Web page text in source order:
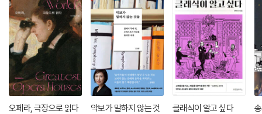
오페라, 극장으로 읽다
악보가 말하지 않는 것
클래식이 알고 싶다